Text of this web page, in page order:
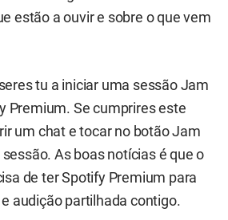
estão a ouvir e sobre o que vem
tu a iniciar uma sessão Jam
Premium. Se cumprires este
um chat e tocar no botão Jam
As boas notícias é que o
de ter Spotify Premium para
audição partilhada contigo.